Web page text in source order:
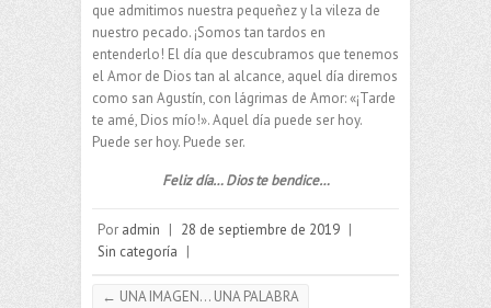
que admitimos nuestra pequeñez y la vileza de
nuestro pecado. ¡Somos tan tardos en
entenderlo! El día que descubramos que tenemos
el Amor de Dios tan al alcance, aquel día diremos
como san Agustín, con lágrimas de Amor: «¡Tarde
te amé, Dios mío!». Aquel día puede ser hoy.
Puede ser hoy. Puede ser.
Feliz día… Dios te bendice…
Por admin | 28 de septiembre de 2019 |
Sin categoría |
← UNA IMAGEN… UNA PALABRA